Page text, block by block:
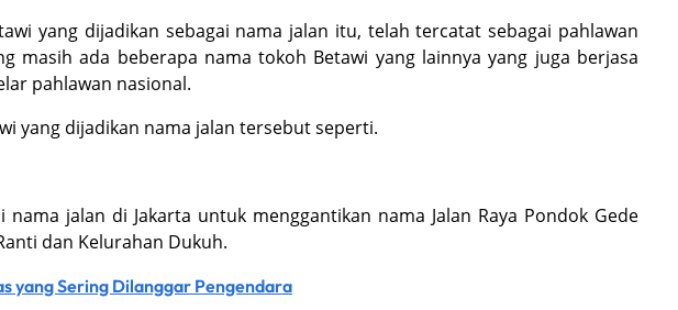
yang dijadikan sebagai nama jalan itu, telah tercatat sebagai pahlawan
masih ada beberapa nama tokoh Betawi yang lainnya yang juga berjasa
pahlawan nasional.
yang dijadikan nama jalan tersebut seperti.
nama jalan di Jakarta untuk menggantikan nama Jalan Raya Pondok Gede
dan Kelurahan Dukuh.
yang Sering Dilanggar Pengendara